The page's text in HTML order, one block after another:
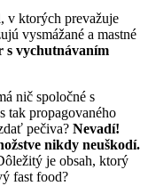
v ktorých prevažuje
vysmážané a mastné
s vychutnávaním
nič spoločné s
tak propagovaného
pečiva? Nevadí!
nikdy neuškodí.
je obsah, ktorý
fast food?